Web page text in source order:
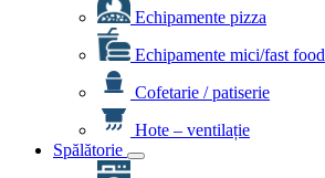
Echipamente pizza
Echipamente mici/fast food
Cofetarie / patiserie
Hote – ventilație
Spălătorie